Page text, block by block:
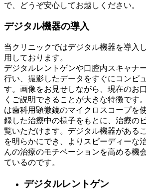
で、どうぞ安心してお越しください。
デジタル機器の導入
当クリニックではデジタル機器を導入
用しております。
デジタルレントゲンや口腔内スキャナ
行い、撮影したデータをすぐにコンピ
す。画像をお見せしながら、現在のお
くご説明できることが大きな特徴です
は歯科用顕微鏡のマイクロスコープを
録した治療中の様子をもとに、治療の
覧いただけます。デジタル機器がある
を明らかにでき、よりスピーディーな
んの治療のモチベーションを高める機
ているのです。
デジタルレントゲン